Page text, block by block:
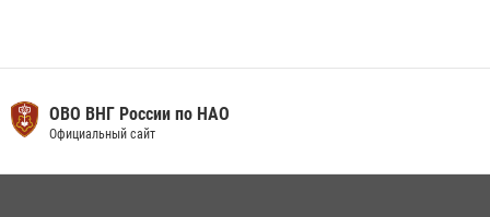
ОВО ВНГ России по НАО
Официальный сайт